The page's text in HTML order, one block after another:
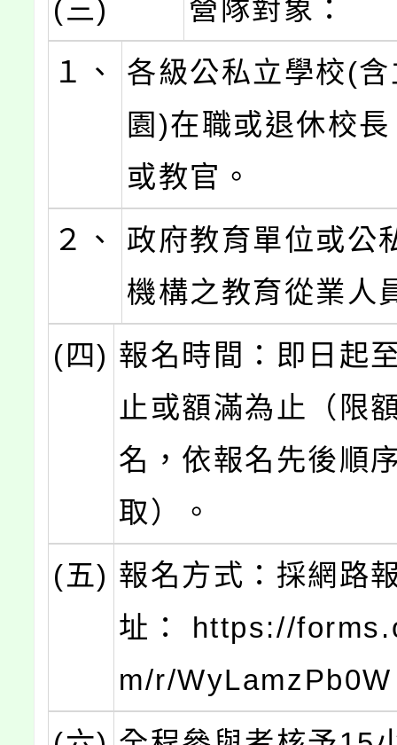
(三)
營隊對象：
１、
各級公私立學校(
園)在職或退休校
或教官。
２、
政府教育單位或公
機構之教育從業人
(四) 報名時間：即日起
止或額滿為止（限
名，依報名先後順
取）。
(五) 報名方式：採網路
址： https://
m/r/